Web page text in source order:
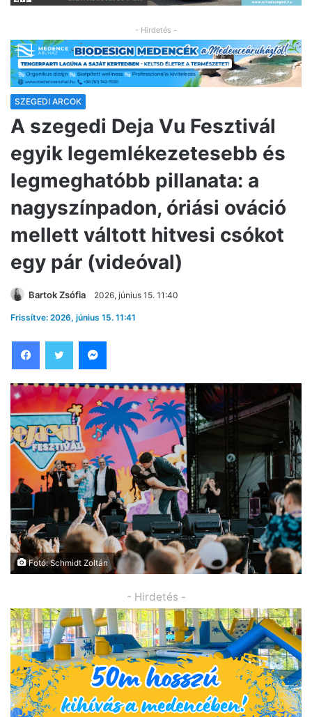
- Hirdetés -
SZEGEDI ARCOK
A szegedi Deja Vu Fesztivál
egyik legemlékezetesebb és
legmeghatóbb pillanata: a
nagyszínpadon, óriási ováció
mellett váltott hitvesi csókot
egy pár (videóval)
Bartok Zsófia 2026, június 15. 11:40
Frissítve: 2026, június 15. 11:41
Fotó: Schmidt Zoltán
- Hirdetés -